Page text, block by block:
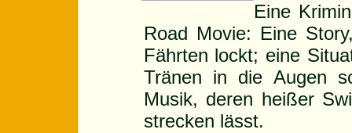
Eine
Road Movie: Eine
Fährten lockt; eine
Tränen in die Augen
Musik, deren heißer
strecken lässt.